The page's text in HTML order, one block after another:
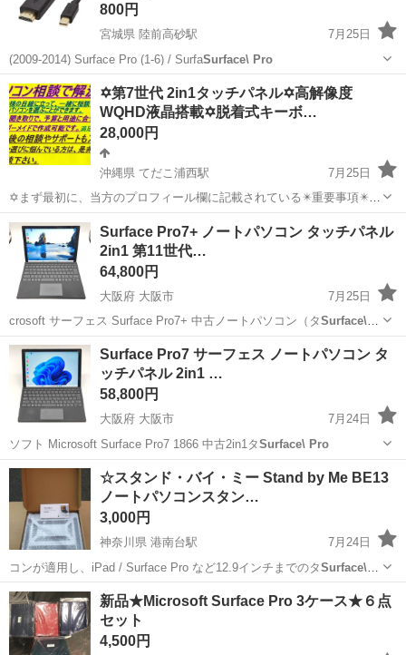
800円
宮城県 陸前高砂駅
7月25日
(2009-2014) Surface Pro (1-6) / SurfaSurface\ Pro
宮城 仙台市 陸前高砂駅 OA用品
✡️第7世代 2in1タッチパネル✡️高解像度
WQHD液晶搭載✡️脱着式キーボ…
28,000円
沖縄県 てだこ浦西駅
7月25日
✡️まず最初に、当方のプロフィール欄に記載されている✴️重要事項✴️を
必ずご覧くださいますよう、お願いします。 ✡️当方のパソコンに、興
味を持ってくださり、ありがとうございます。 ✴️ 常に購入者様の目線
に立...
沖縄 沖縄市 ノートパソコン
インストール
Surface Pro7+ ノートパソコン タッチパネル
2in1 第11世代…
64,800円
大阪府 大阪市
7月25日
crosoft サーフェス Surface Pro7+ 中古ノートパソコン（タSurface\
Pro大阪 大阪市 ノートパソコン
Surface Pro7 サーフェス ノートパソコン タ
ッチパネル 2in1 …
58,800円
大阪府 大阪市
7月24日
ソフト Microsoft Surface Pro7 1866 中古2in1タSurface\ Pro
大阪 大阪市 ノートパソコン
☆スタンド・バイ・ミー Stand by Me BE13
ノートパソコンスタン…
3,000円
神奈川県 港南台駅
7月24日
コンが適用し、iPad / Surface Pro など12.9インチまでのタSurface\
Pro
神奈川 横浜市 港南台駅
新品★Microsoft Surface Pro 3ケース★６点
セット
4,500円